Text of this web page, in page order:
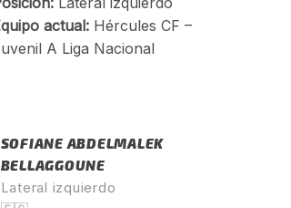
SOFIANE ABDELMALEK
BELLAGGOUNE
Lateral izquierdo